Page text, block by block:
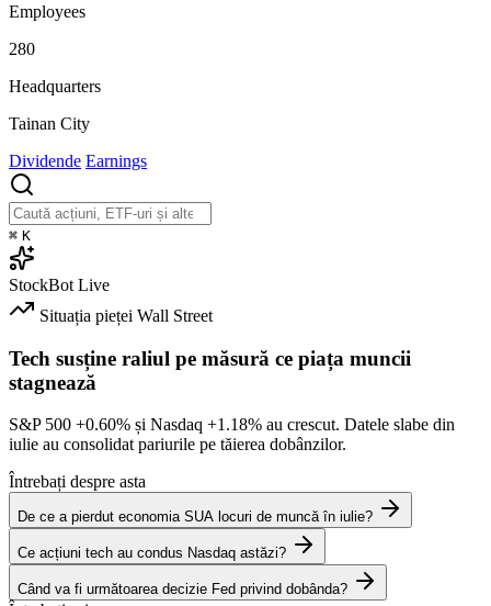
Employees
280
Headquarters
Tainan City
Dividende Earnings
⌘ K
StockBot Live
Situația pieței Wall Street
Tech susține raliul pe măsură ce piața muncii
stagnează
S&P 500 +0.60% și Nasdaq +1.18% au crescut. Datele slabe din
iulie au consolidat pariurile pe tăierea dobânzilor.
Întrebați despre asta
De ce a pierdut economia SUA locuri de muncă în iulie?
Ce acțiuni tech au condus Nasdaq astăzi?
Când va fi următoarea decizie Fed privind dobânda?